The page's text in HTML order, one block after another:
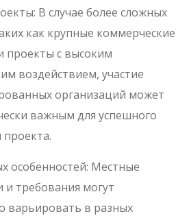
В случае более сложных
как крупные коммерческие
проекты с высоким
воздействием, участие
организаций может
важным для успешного
особенностей: Местные
и требования могут
варьировать в разных